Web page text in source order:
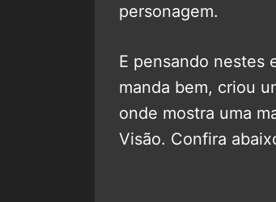
personagem.
E pensando nestes
manda bem, criou
onde mostra uma
Visão. Confira